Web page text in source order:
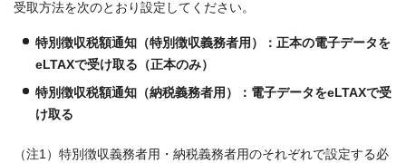
受取方法を次のとおり設定してください。
特別徴収税額通知（特別徴収義務者用）：正本の電子データを
eLTAXで受け取る（正本のみ）
特別徴収税額通知（納税義務者用）：電子データをeLTAXで受
け取る
（注1）特別徴収義務者用・納税義務者用のそれぞれで設定する必